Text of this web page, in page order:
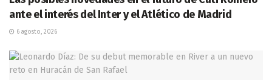
ante el interés del Inter y el Atlético de Madrid
6 agosto, 2026